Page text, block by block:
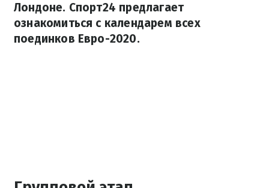
Лондоне. Спорт24 предлагает
ознакомиться с календарем всех
поединков Евро-2020.